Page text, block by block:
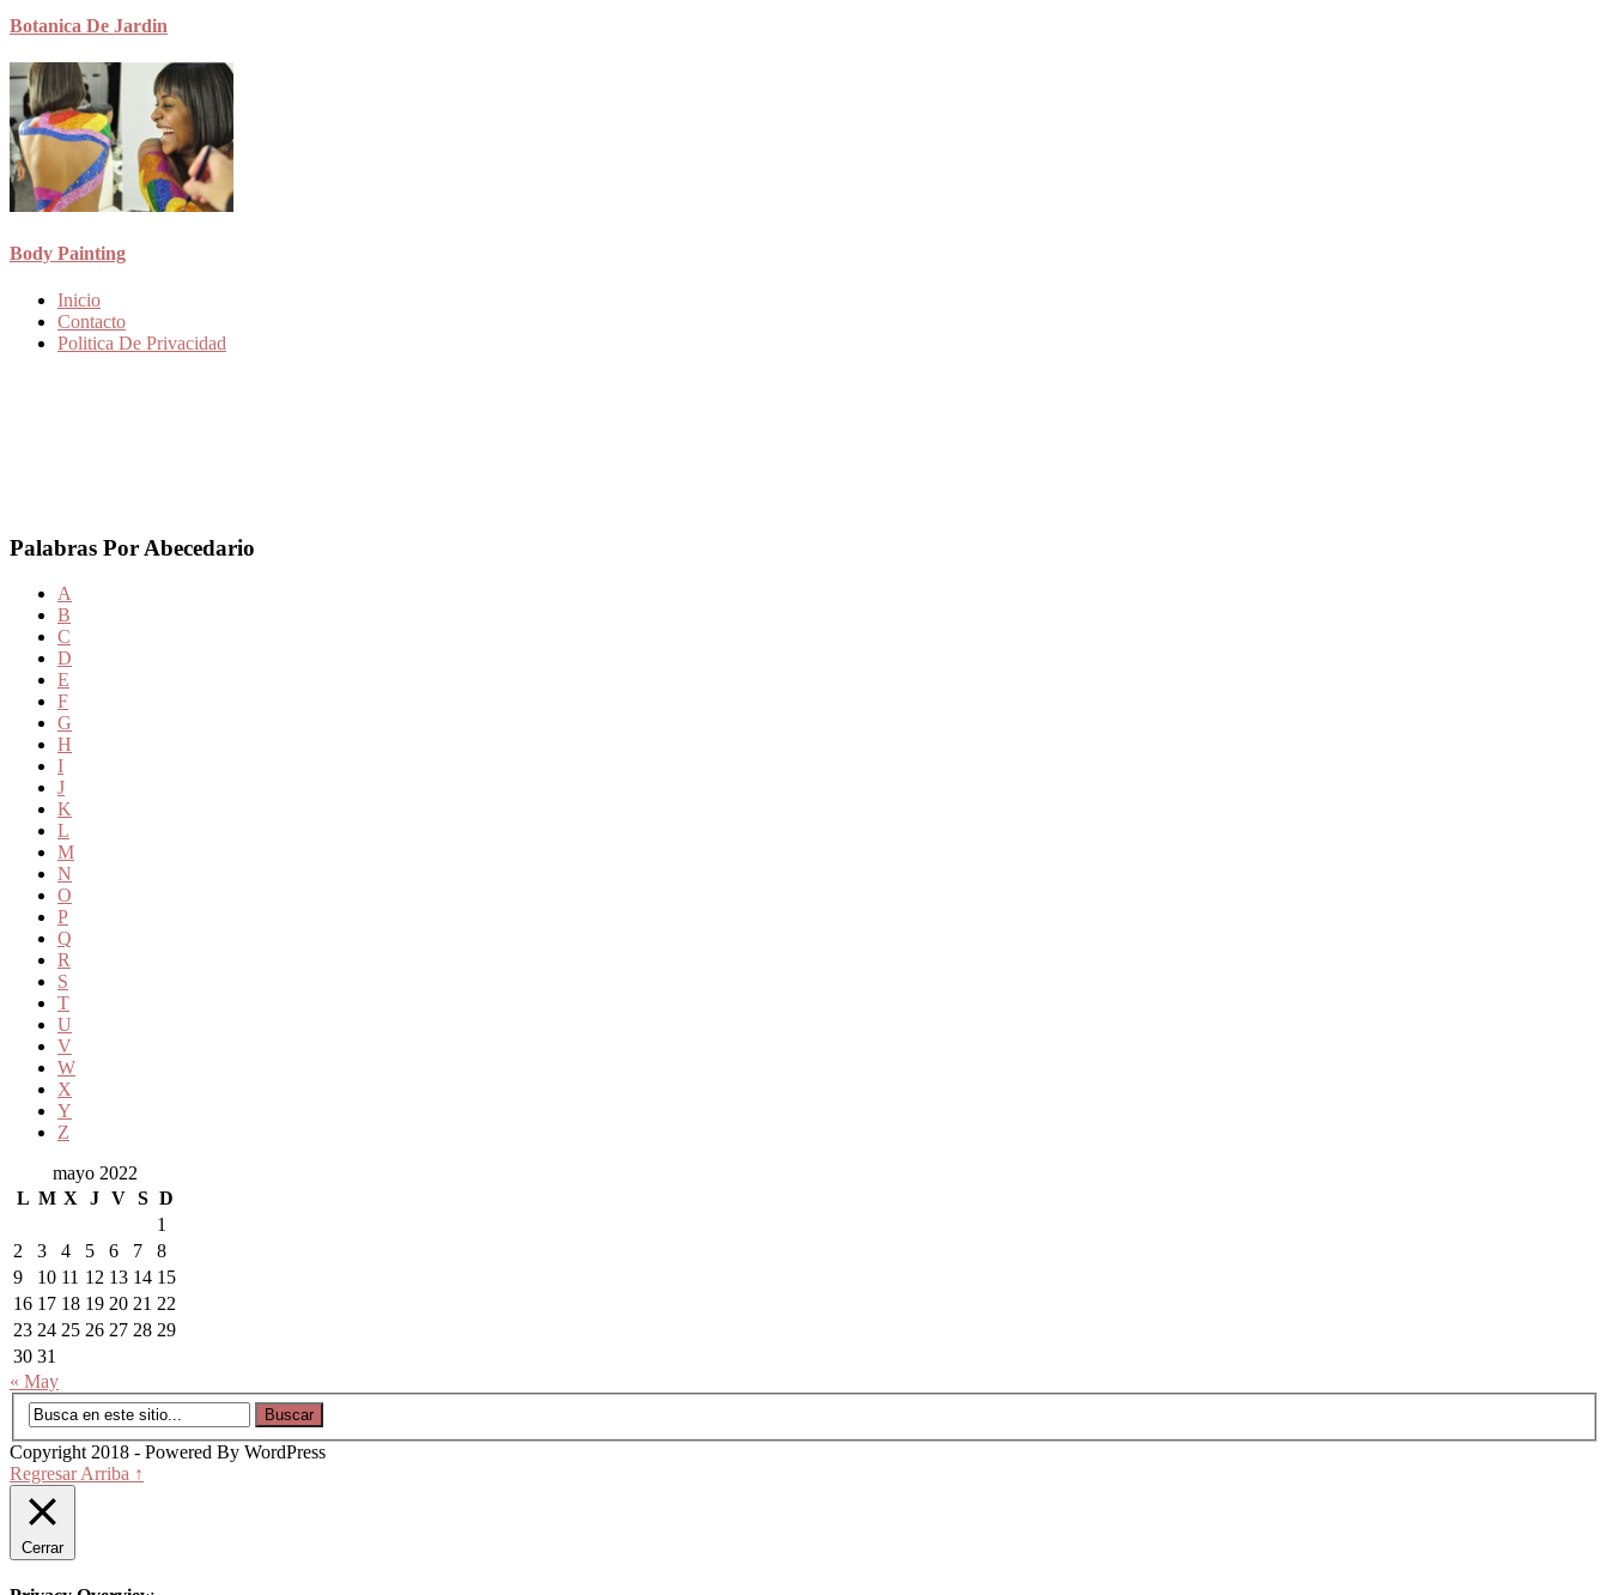
Botanica De Jardin
Body Painting
Inicio
Contacto
Politica De Privacidad
Palabras Por Abecedario
A
B
C
D
E
F
G
H
I
J
K
L
M
N
O
P
Q
R
S
T
U
V
W
X
Y
Z
mayo 2022
L M X J V S D
1
2
3 4 5 6 7
8
9
10 11 12 13 14 15
16 17 18 19 20 21 22
23 24 25 26 27 28 29
30 31
« May
Copyright 2018 - Powered By WordPress
Regresar Arriba ↑
Cerrar